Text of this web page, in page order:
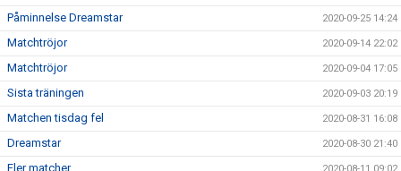
Påminnelse Dreamstar 2020-09-25 14:24
Matchtröjor 2020-09-14 22:02
Matchtröjor 2020-09-04 17:05
Sista träningen 2020-09-03 20:19
Matchen tisdag fel 2020-08-31 16:08
Dreamstar 2020-08-30 21:40
Fler matcher